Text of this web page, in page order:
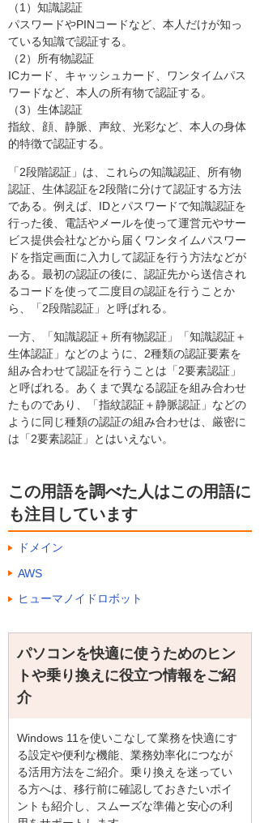
（1）知識認証
パスワードやPINコードなど、本人だけが知っ
ている知識で認証する。
（2）所有物認証
ICカード、キャッシュカード、ワンタイムパス
ワードなど、本人の所有物で認証する。
（3）生体認証
指紋、顔、静脈、声紋、光彩など、本人の身体
的特徴で認証する。
「2段階認証」は、これらの知識認証、所有物
認証、生体認証を2段階に分けて認証する方法
である。例えば、IDとパスワードで知識認証を
行った後、電話やメールを使って運営元やサー
ビス提供会社などから届くワンタイムパスワー
ドを指定画面に入力して認証を行う方法などが
ある。最初の認証の後に、認証先から送信され
るコードを使って二度目の認証を行うことか
ら、「2段階認証」と呼ばれる。
一方、「知識認証＋所有物認証」「知識認証＋
生体認証」などのように、2種類の認証要素を
組み合わせて認証を行うことは「2要素認証」
と呼ばれる。あくまで異なる認証を組み合わせ
たものであり、「指紋認証＋静脈認証」などの
ように同じ種類の認証の組み合わせは、厳密に
は「2要素認証」とはいえない。
この用語を調べた人はこの用語に
も注目しています
ドメイン
AWS
ヒューマノイドロボット
パソコンを快適に使うためのヒン
トや乗り換えに役立つ情報をご紹
介
Windows 11を使いこなして業務を快適にす
る設定や便利な機能、業務効率化につなが
る活用方法をご紹介。乗り換えを迷ってい
る方へは、移行前に確認しておきたいポイ
ントも紹介し、スムーズな準備と安心の利